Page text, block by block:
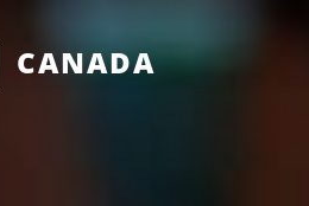
CANADA